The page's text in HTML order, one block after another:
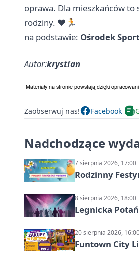
oprawa. Dla mieszkańców
rodziny. ❤️🏃
na podstawie: Ośrodek
Autor:krystian
Zaobserwuj nas! Facebook
Nadchodzące
7 sierpnia 2026, 17:00
Rodzinny
8 sierpnia 2026, 18:00
Legnicka
20 sierpnia 2026,
Funtown City